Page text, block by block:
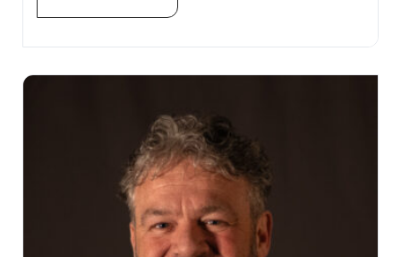
risus nullam. Orci sagittis eu volutpat odio facilisis